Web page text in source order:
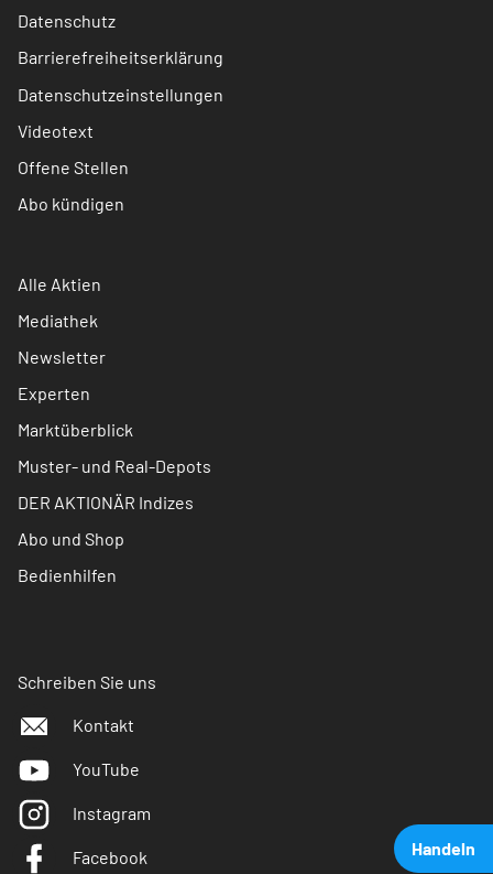
Handeln
Datenschutz
Barrierefreiheitserklärung
Datenschutzeinstellungen
Videotext
Offene Stellen
Abo kündigen
Alle Aktien
Mediathek
Newsletter
Experten
Marktüberblick
Muster- und Real-Depots
DER AKTIONÄR Indizes
Abo und Shop
Bedienhilfen
Schreiben Sie uns
Kontakt
YouTube
Instagram
Facebook